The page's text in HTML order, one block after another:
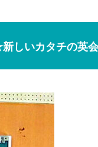
しいカタチの英